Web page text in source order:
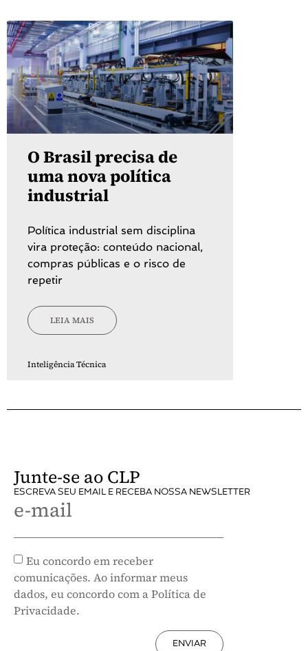
O Brasil precisa de
uma nova política
industrial
Política industrial sem disciplina
vira proteção: conteúdo nacional,
compras públicas e o risco de
repetir
LEIA MAIS
Inteligência Técnica
Junte-se ao CLP
ESCREVA SEU EMAIL E RECEBA NOSSA NEWSLETTER
e-mail
Eu concordo em receber
comunicações. Ao informar meus
dados, eu concordo com a Política de
Privacidade.
ENVIAR